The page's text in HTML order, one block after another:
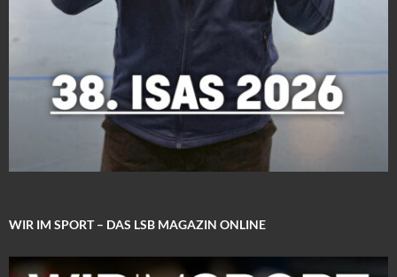
WIR IM SPORT – DAS LSB MAGAZIN ONLINE